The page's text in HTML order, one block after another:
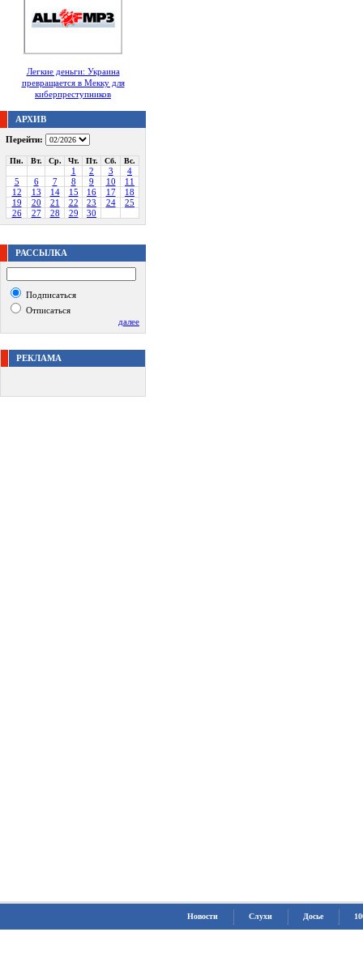
Легкие деньги: Украина
превращается в Мекку для
киберпреступников
АРХИВ
Перейти:
Пн. Вт. Ср. Чт. Пт. Сб. Вс.
1 2 3
4
5
6 7 8 9 10
11
12
13 14 15 16 17
18
19
20 21 22 23 24
25
26
27 28 29 30
РАССЫЛКА
Подписаться
Отписаться
далее
РЕКЛАМА
Новости Слухи Досье